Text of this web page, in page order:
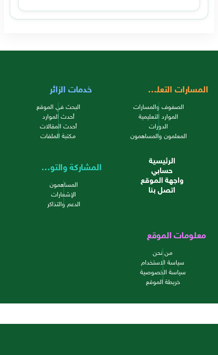
المسارات التعليمية
الصفوف والمسارات
الموارد التعليمية
الدورات
المعلمون والمساهمون
خدمات الزائر
البحث في الموقع
أحدث الموارد
أحدث المقالات
مكتبة الملفات
الرئيسية
حسابي
واجهة الموقع
اتصل بنا
المشاركة والتواصل
المساهمون
الإشعارات
الدعم والتذاكر
معلومات الموقع
من نحن
سياسة الاستخدام
سياسة الخصوصية
خريطة الموقع